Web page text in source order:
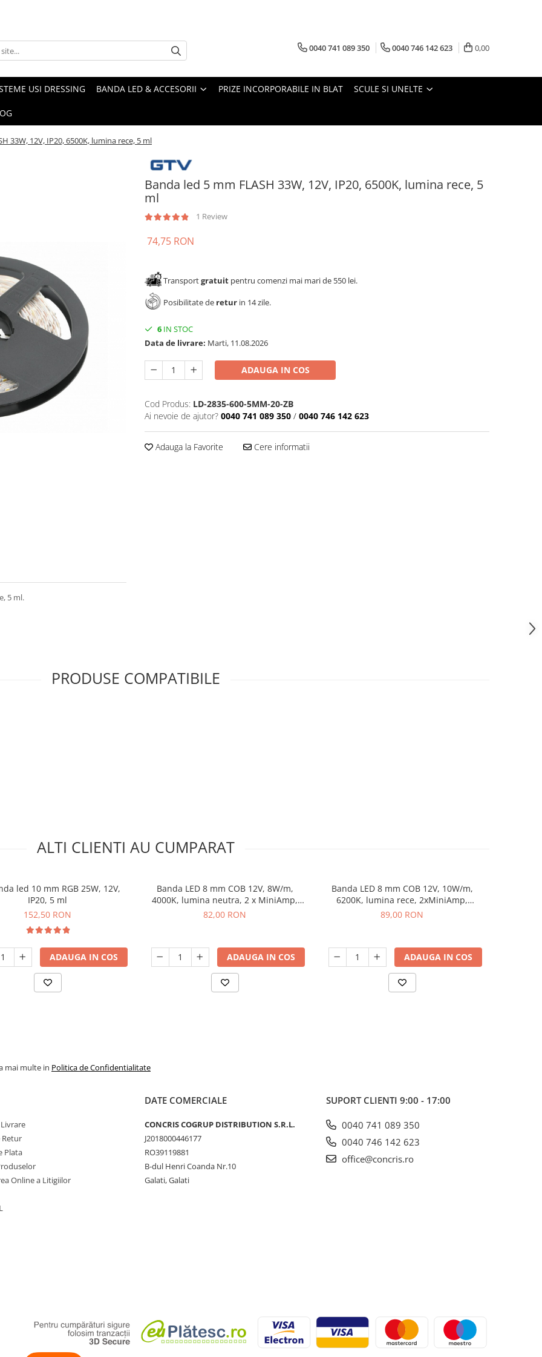
0040 741 089 350 0040 746 142 623 0,00
USI DRESSING BANDA LED & ACCESORII PRIZE INCORPORABILE IN BLAT SCULE SI UNELTE
33W, 12V, IP20, 6500K, lumina rece, 5 ml
Banda led 5 mm FLASH 33W, 12V, IP20, 6500K, lumina rece, 5
ml
1 Review
74,75 RON
Transportgratuit pentru comenzi mai mari de 550 lei.
Posibilitate de retur in 14 zile.
6 IN STOC
Data de livrare: Marti, 11.08.2026
ADAUGA IN COS
Cod Produs: LD-2835-600-5MM-20-ZB
Ai nevoie de ajutor? 0040 741 089 350 / 0040 746 142 623
Adauga la Favorite Cere informatii
5 ml.
PRODUSE COMPATIBILE
ALTI CLIENTI AU CUMPARAT
led 10 mm RGB 25W, 12V,
IP20, 5 ml
152,50 RON
ADAUGA IN COS
Banda LED 8 mm COB 12V, 8W/m,
4000K, lumina neutra, 2 x MiniAmp,
dimabila, 5 m
82,00 RON
ADAUGA IN COS
Banda LED 8 mm COB 12V, 10W/m,
6200K, lumina rece, 2xMiniAmp,
dimabila, 5 m
89,00 RON
ADAUGA IN COS
mai multe in Politica de Confidentialitate
Retur
Plata
Online a Litigiilor
DATE COMERCIALE
CONCRIS COGRUP DISTRIBUTION S.R.L.
J2018000446177
RO39119881
B-dul Henri Coanda Nr.10
Galati, Galati
SUPORT CLIENTI 9:00 - 17:00
0040 741 089 350
0040 746 142 623
office@concris.ro